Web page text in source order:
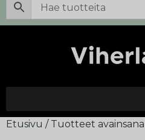
Etusivu / Tuotteet